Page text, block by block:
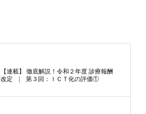
【連載】 徹底解説！令和２年度 診療報酬
改定 | 第３回：ＩＣＴ化の評価①